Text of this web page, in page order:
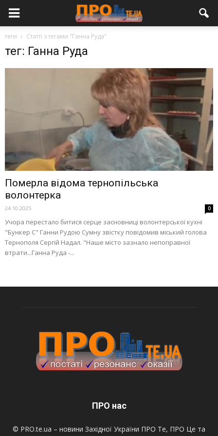
теги Статті з тегами "Ганна Руда"
тег: Ганна Руда
Померла відома тернопільська
волонтерка
24.10.2025 0
Учора перестало битися серце засновниці волонтерської кухні
"Бункер С" Ганни Рудою Сумну звістку повідомив міський голова
Тернополя Сергій Надал. "Наше місто зазнало непоправної
втрати...Ганна Руда -...
ПРО нас
© PRO.te.ua – новини Західної України ПРО Те, ПРО Це та